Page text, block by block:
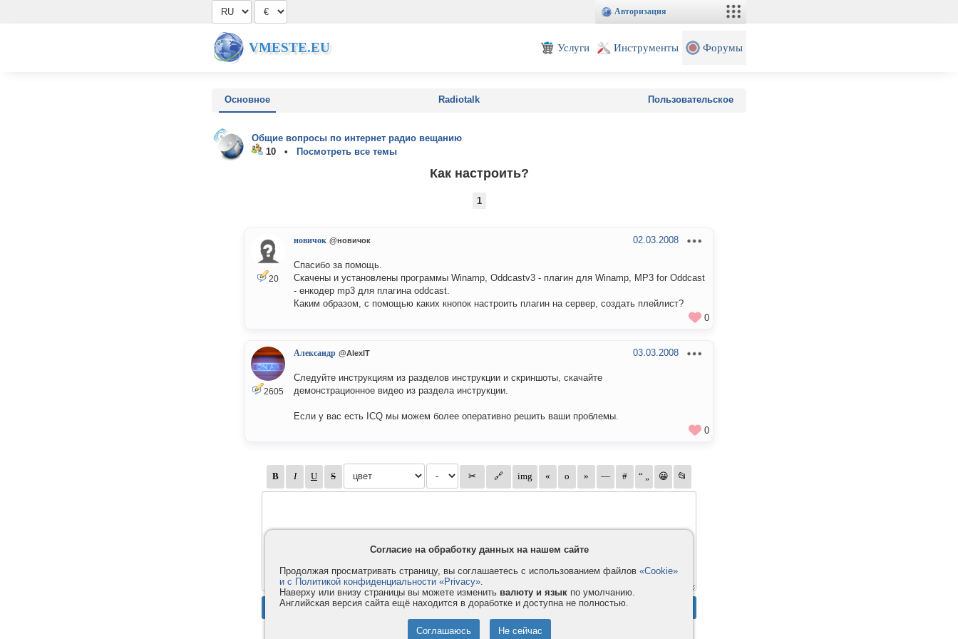
Авторизация
VMESTE.EU Услуги Инструменты Форумы
Основное Radiotalk Пользовательское
Общие вопросы по интернет радио вещанию
10 •
Посмотреть все темы
Как настроить?
1
20
новичок @новичок 02.03.2008
Спасибо за помощь.
Скачены и установлены программы Winamp, Oddcastv3 - плагин для Winamp, MP3 for Oddcast
- енкодер mp3 для плагина oddcast.
Каким образом, с помощью каких кнопок настроить плагин на сервер, создать плейлист?
0
2605
Александр @AlexIT 03.03.2008
Следуйте инструкциям из разделов инструкции и скриншоты, скачайте
демонстрационное видео из раздела инструкции.
Если у вас есть ICQ мы можем более оперативно решить ваши проблемы.
0
Согласие на обработку данных на нашем сайте
Продолжая просматривать страницу, вы соглашаетесь с использованием файлов «Cookie»
и с Политикой конфиденциальности «Privacy».
Наверху или внизу страницы вы можете изменить валюту и язык по умолчанию.
Английская версия сайта ещё находится в доработке и доступна не полностью.